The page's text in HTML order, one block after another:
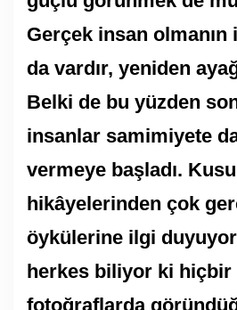
Gerçek insan olmanın
da vardır, yeniden
Belki de bu yüzden
insanlar samimiyete
vermeye başladı.
hikâyelerinden çok
öykülerine ilgi
herkes biliyor ki hiçbir
fotoğraflarda